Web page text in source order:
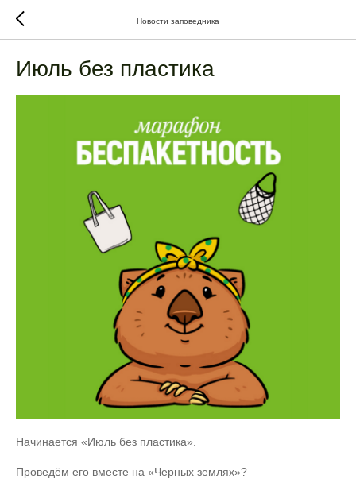
Новости заповедника
Июль без пластика
Начинается «Июль без пластика».
Проведём его вместе на «Черных землях»?